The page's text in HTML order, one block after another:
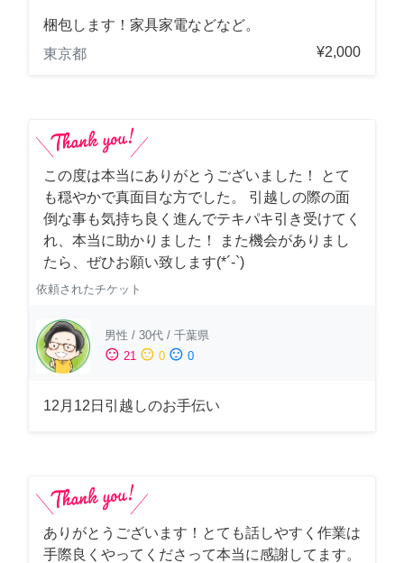
梱包します！家具家電などなど。
東京都
¥2,000
この度は本当にありがとうございました！ とて
も穏やかで真面目な方でした。 引越しの際の面
倒な事も気持ち良く進んでテキパキ引き受けてく
れ、本当に助かりました！ また機会がありまし
たら、ぜひお願い致します(*´-`)
依頼されたチケット
男性 / 30代 / 千葉県
sentiment_satisfied 21 sentiment_neutral 0 sentiment_dissatisfied 0
12月12日引越しのお手伝い
ありがとうございます！とても話しやすく作業は
手際良くやってくださって本当に感謝してます。